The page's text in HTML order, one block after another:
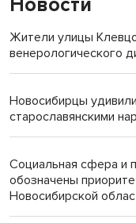
Жители улицы
венерологического
Новосибирцы
старославянскими
Социальная сфера и
обозначены
Новосибирской